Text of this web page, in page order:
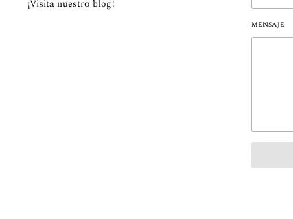
¡Visita nuestro blog!
MENSAJE